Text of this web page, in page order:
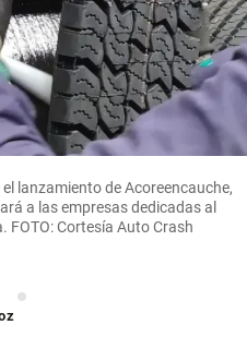
lanzamiento de Acoreencauche,
a las empresas dedicadas al
FOTO: Cortesía Auto Crash
3